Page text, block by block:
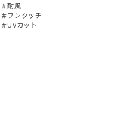
＃耐風
＃ワンタッチ
＃UVカット